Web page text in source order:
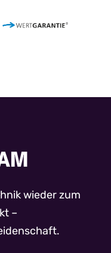
wieder zum
–